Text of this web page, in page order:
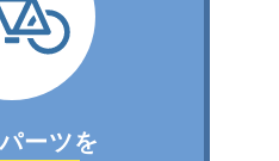
ーツを